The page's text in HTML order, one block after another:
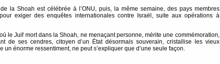
la Shoah est célébrée à l’ONU, puis, la même semaine, des pays membres
exiger des enquêtes internationales contre Israël, suite aux opérations à
le Juif mort dans la Shoah, ne menaçant personne, mérite une commémoration,
de ses cendres, citoyen d’un État désormais souverain, cristallise les vieux
un énorme ressentiment, ne peut s’expliquer que d’une seule façon.